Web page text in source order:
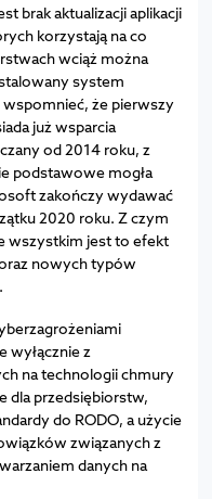
brak aktualizacji aplikacji
korzystają na co
wciąż można
system
że pierwszy
już wsparcia
od 2014 roku, z
podstawowe mogła
zakończy wydawać
2020 roku. Z czym
wszystkim jest to efekt
nowych typów
wyłącznie z
na technologii chmury
dla przedsiębiorstw,
do RODO, a użycie
związanych z
danych na